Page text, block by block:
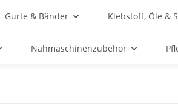
Gurte & Bänder Klebstoff, Öle &
Nähmaschinenzubehör